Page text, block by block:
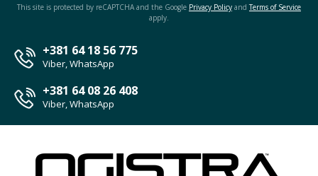
This site is protected by reCAPTCHA and the Google Privacy Policy andTerms of Service
apply.
+381 64 18 56 775
Viber, WhatsApp
+381 64 08 26 408
Viber, WhatsApp